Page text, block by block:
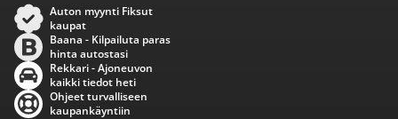
Auton myynti Fiksut
kaupat
Baana - Kilpailuta paras
hinta autostasi
Rekkari - Ajoneuvon
kaikki tiedot heti
Ohjeet turvalliseen
kaupankäyntiin